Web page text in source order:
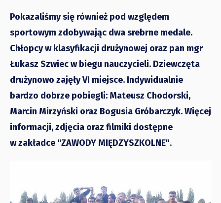
Pokazaliśmy się również pod względem
sportowym zdobywając dwa srebrne medale.
Chłopcy w klasyfikacji drużynowej oraz pan mgr
Łukasz Szwiec w biegu nauczycieli. Dziewczęta
drużynowo zajęły VI miejsce. Indywidualnie
bardzo dobrze pobiegli: Mateusz Chodorski,
Marcin Mirzyński oraz Bogusia Gróbarczyk. Więcej
informacji, zdjęcia oraz filmiki dostępne
w zakładce "ZAWODY MIĘDZYSZKOLNE".